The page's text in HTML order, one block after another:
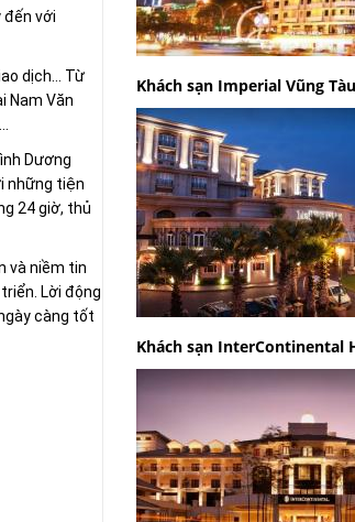
đến với
dịch… Từ
Nam Văn
Dương
những tiện
24 giờ, thủ
và niềm tin
Lời động
càng tốt
Khách sạn Imperial Vũng Tàu
Khách sạn InterContinental